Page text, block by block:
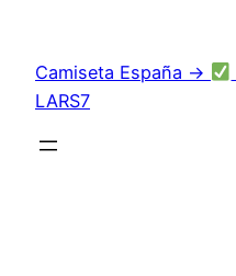
contenido
Camiseta España →
LARS7